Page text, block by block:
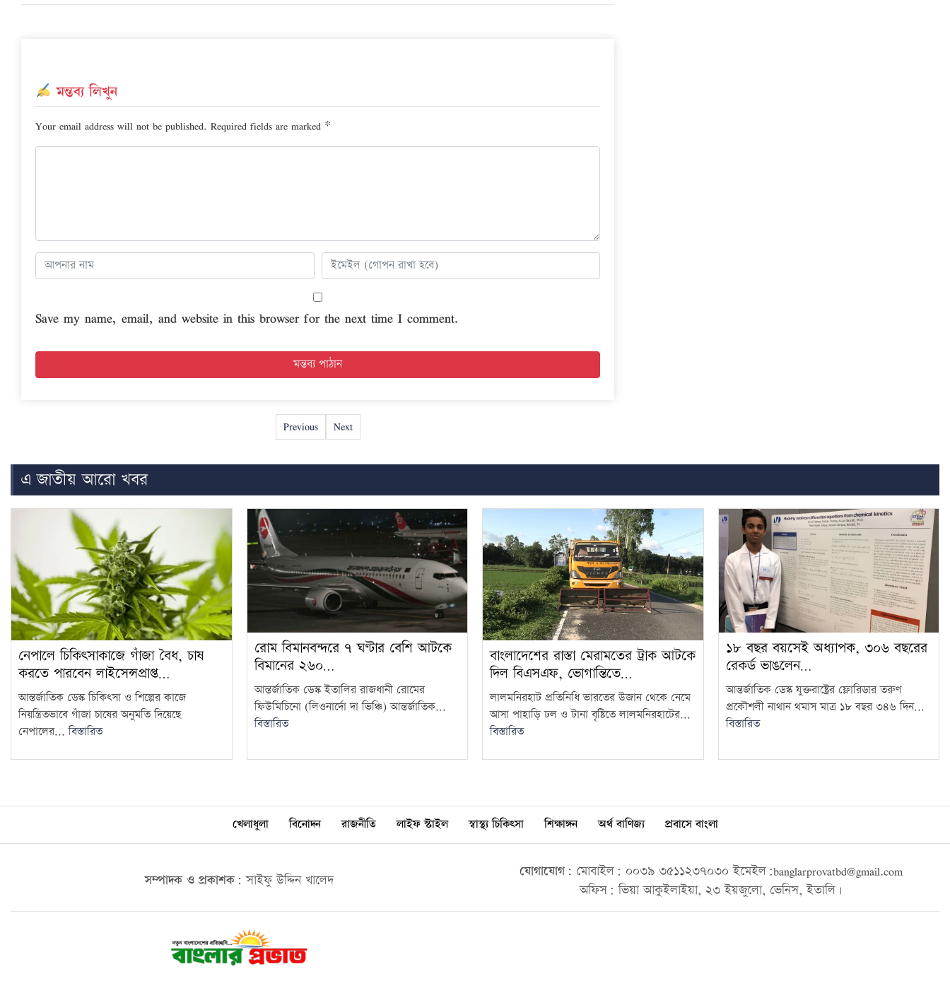
মন্তব্য লিখুন
Your email address will not be published. Required fields are marked *
Save my name, email, and website in this browser for the next time I comment.
Previous Next
এ জাতীয় আরো খবর
নেপালে চিকিৎসাকাজে গাঁজা বৈধ, চাষ
করতে পারবেন লাইসেন্সপ্রাপ্ত…
আন্তর্জাতিক ডেস্ক চিকিৎসা ও শিল্পের কাজে
নিয়ন্ত্রিতভাবে গাঁজা চাষের অনুমতি দিয়েছে
নেপালের...বিস্তারিত
রোম বিমানবন্দরে ৭ ঘণ্টার বেশি আটকে
বিমানের ২৬০…
আন্তর্জাতিক ডেস্ক ইতালির রাজধানী রোমের
ফিউমিচিনো (লিওনার্দো দা ভিঞ্চি) আন্তর্জাতিক...
বিস্তারিত
বাংলাদেশের রাস্তা মেরামতের ট্রাক আটকে
দিল বিএসএফ, ভোগান্তিতে…
লালমনিরহাট প্রতিনিধি ভারতের উজান থেকে নেমে
আসা পাহাড়ি ঢল ও টানা বৃষ্টিতে লালমনিরহাটের...
বিস্তারিত
১৮ বছর বয়সেই অধ্যাপক, ৩০৬ বছরের
রেকর্ড ভাঙলেন…
আন্তর্জাতিক ডেস্ক যুক্তরাষ্ট্রের ফ্লোরিডার তরুণ
প্রকৌশলী নাথান থমাস মাত্র ১৮ বছর ৩৪৬ দিন...
বিস্তারিত
খেলাধুলা বিনোদন রাজনীতি লাইফ স্টাইল স্বাস্থ্য চিকিৎসা শিক্ষাঙ্গন অর্থ বাণিজ্য প্রবাসে বাংলা
সম্পাদক ও প্রকাশক: সাইফু উদ্দিন খালেদ
যোগাযোগ: মোবাইল: ০০৩৯ ৩৫১১২৩৭০৩০ ইমেইল:banglarprovatbd@gmail.com
অফিস: ভিয়া আকুইলাইয়া, ২৩ ইয়জুলো, ভেনিস, ইতালি।